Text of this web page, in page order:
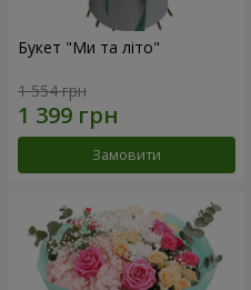
Букет "Ми та літо"
1 554 грн
Замовити